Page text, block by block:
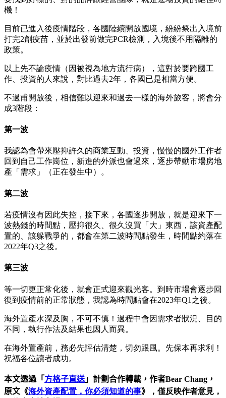
機！
目前已進入後疫情階段，各國陸續開放國境，紛紛祭出入境前
打完2劑疫苗，並於出發前做完PCR檢測，入境後不用隔離的
政策。
以上先不論疫情（因被視為地方流行病），這對於要跨國工
作、投資的人來說，對比過去2年，各國已是相當方便。
不過甫開放後，相信難以迎來和過去一樣的海外旅客，將會分
成3階段：
第一波
我認為會帶來壓抑許久的商業互動、投資，慢慢的國外工作者
回到自己工作崗位，新進的外派也會過來，逐步帶動市場房地
產「需求」（正在發生中）。
第二波
若疫情沒有因此失控，接下來，各國逐步開放，就是迎來下一
波熱錢的時間點，壓抑很久、很久沒買「大」東⻄，該資產配
置的、該躲戰爭的，都會在第二波時間點發生，時間點約落在
2022年Q3之後。
第三波
等一切更正常化後，就會正式迎來觀光客。到時市場會逐步回
復到疫情前的正常狀態，我認為時間點會在2023年Q1之後。
海外置產水深及胸，不可不慎！過程中會因需求者狀況、目的
不同，執行作法及結果也因人而異。
在海外置產前，務必先評估清楚，切勿跟風。先保本再求利！
祝福各位讀者成功。
本文透過「 方格子直送 」計劃合作轉載，作者Bear Chang ，
原文《海外資產配置，你必須知道的事》
，僅反映作者意見，